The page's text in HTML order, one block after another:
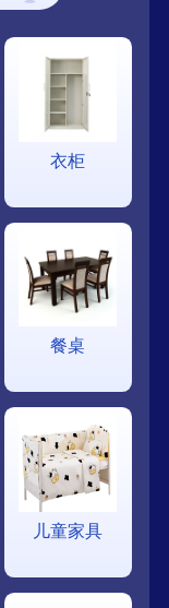
衣柜
餐桌
儿童家具